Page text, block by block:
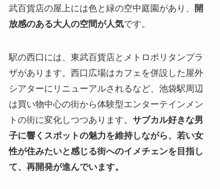
武百貨店の屋上には色と緑の空中庭園があり、
開
放感のある大人の空間が人気です。
駅の西口には、東武百貨店とメトロポリタンプラ
ザがあります。西口広場はカフェを併設した屋外
シアターにリニューアルされるなど、池袋駅周辺
は買い物中心の街から体験型エンターテインメン
トの街に変化しつつあります。 サブカル好きな男
子に響くスポットの魅力を維持しながら、若い女
性が住みたいと感じる街へのイメチェンを目指し
て、再開発が進んでいます。